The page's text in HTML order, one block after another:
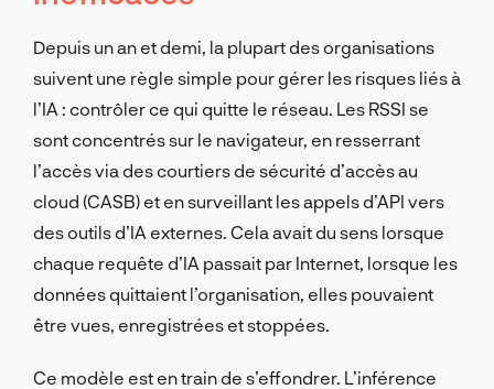
Depuis un an et demi, la plupart des organisations
suivent une règle simple pour gérer les risques liés à
l’IA : contrôler ce qui quitte le réseau. Les RSSI se
sont concentrés sur le navigateur, en resserrant
l’accès via des courtiers de sécurité d’accès au
cloud (CASB) et en surveillant les appels d’API vers
des outils d’IA externes. Cela avait du sens lorsque
chaque requête d’IA passait par Internet, lorsque les
données quittaient l’organisation, elles pouvaient
être vues, enregistrées et stoppées.
Ce modèle est en train de s’effondrer. L’inférence